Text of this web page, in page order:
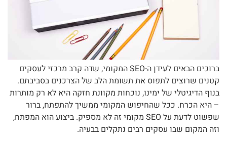
ברוכים הבאים לעידן ה-SEO המקומי, שדה קרב מרכזי לעסקים
קטנים שרוצים לתפוס את תשומת הלב של הצרכנים בסביבתם.
בנוף הדיגיטלי של ימינו, נוכחות מקוונת חזקה היא לא רק מותרות
– היא הכרח. ככל שהחיפוש המקומי ממשיך להתפתח, ברור
שפשוט לדעת על SEO מקומי זה לא מספיק. ביצוע הוא המפתח,
וזה המקום שבו עסקים רבים נתקלים בבעיה.